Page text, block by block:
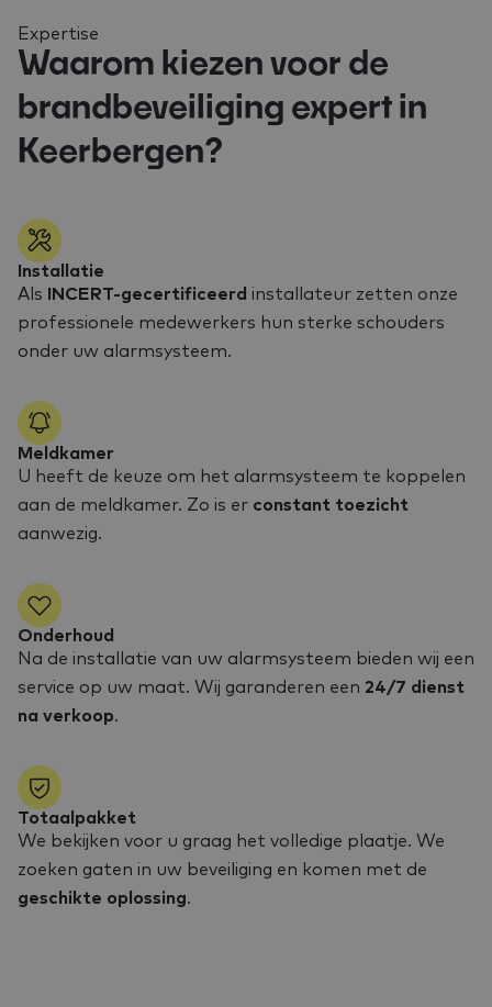
Expertise
Waarom kiezen voor de
brandbeveiliging expert in
Keerbergen?
Installatie
Als
INCERT-gecertificeerd installateur zetten onze
professionele medewerkers hun sterke schouders
onder uw alarmsysteem.
Meldkamer
U heeft de keuze om het alarmsysteem te koppelen
aan de meldkamer. Zo is er constant toezicht
aanwezig.
Onderhoud
Na de installatie van uw alarmsysteem bieden wij een
service op uw maat. Wij garanderen een 24/7 dienst
na verkoop.
Totaalpakket
We bekijken voor u graag het volledige plaatje. We
zoeken gaten in uw beveiliging en komen met de
geschikte oplossing.